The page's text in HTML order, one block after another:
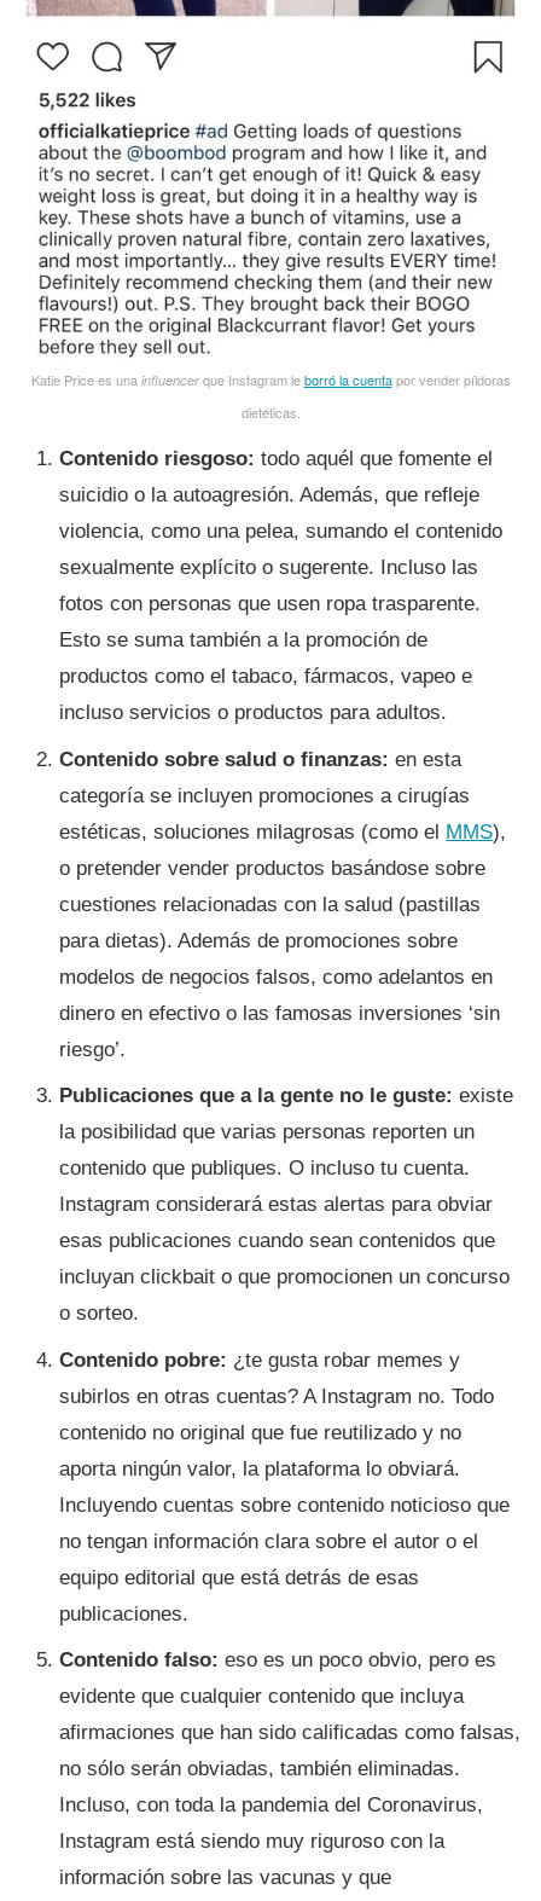
Katie Price es una influencerque Instagram leborró la cuentapor vender píldoras
dietéticas.
Contenido riesgoso: todo aquél que fomente el
suicidio o la autoagresión. Además, que refleje
violencia, como una pelea, sumando el contenido
sexualmente explícito o sugerente. Incluso las
fotos con personas que usen ropa trasparente.
Esto se suma también a la promoción de
productos como el tabaco, fármacos, vapeo e
incluso servicios o productos para adultos.
Contenido sobre salud o finanzas:en esta
categoría se incluyen promociones a cirugías
estéticas, soluciones milagrosas (como el MMS),
o pretender vender productos basándose sobre
cuestiones relacionadas con la salud (pastillas
para dietas). Además de promociones sobre
modelos de negocios falsos, como adelantos en
dinero en efectivo o las famosas inversiones ‘sin
riesgo’.
Publicaciones que a la gente no le guste:existe
la posibilidad que varias personas reporten un
contenido que publiques. O incluso tu cuenta.
Instagram considerará estas alertas para obviar
esas publicaciones cuando sean contenidos que
incluyan clickbait o que promocionen un concurso
o sorteo.
Contenido pobre: ¿te gusta robar memes y
subirlos en otras cuentas? A Instagram no. Todo
contenido no original que fue reutilizado y no
aporta ningún valor, la plataforma lo obviará.
Incluyendo cuentas sobre contenido noticioso que
no tengan información clara sobre el autor o el
equipo editorial que está detrás de esas
publicaciones.
Contenido falso:eso es un poco obvio, pero es
evidente que cualquier contenido que incluya
afirmaciones que han sido calificadas como falsas,
no sólo serán obviadas, también eliminadas.
Incluso, con toda la pandemia del Coronavirus,
Instagram está siendo muy riguroso con la
información sobre las vacunas y que